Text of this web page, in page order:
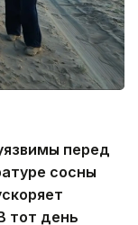
перед
сосны
тот день